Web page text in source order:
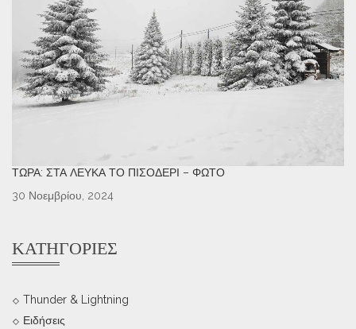
ΤΏΡΑ: ΣΤΑ ΛΕΥΚΆ ΤΟ ΠΙΣΟΔΈΡΙ – ΦΩΤΌ
30 Νοεμβρίου, 2024
ΚΑΤΗΓΟΡΊΕΣ
Thunder & Lightning
Ειδήσεις